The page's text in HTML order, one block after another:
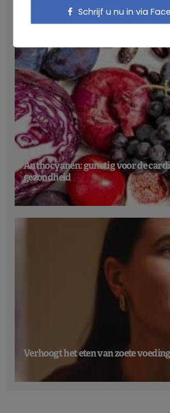
LATEST POSTS
Anthocyanen: gunstig voor de
gezondheid
Verhoogt het eten van zoete
Schrijf u nu in via